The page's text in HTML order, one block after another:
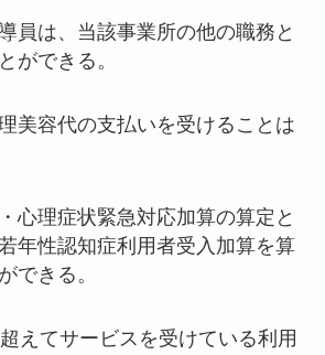
員は、当該事業所の他の職務と
ができる。
美容代の支払いを受けることは
心理症状緊急対応加算の算定と
年性認知症利用者受入加算を算
できる。
えてサービスを受けている利用